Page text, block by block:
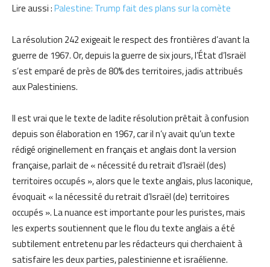
Lire aussi :Palestine: Trump fait des plans sur la comète
La résolution 242 exigeait le respect des frontières d’avant la
guerre de 1967. Or, depuis la guerre de six jours, l’État d’Israël
s’est emparé de près de 80% des territoires, jadis attribués
aux Palestiniens.
Il est vrai que le texte de ladite résolution prêtait à confusion
depuis son élaboration en 1967, car il n’y avait qu’un texte
rédigé originellement en français et anglais dont la version
française, parlait de « nécessité du retrait d’Israël (des)
territoires occupés », alors que le texte anglais, plus laconique,
évoquait « la nécessité du retrait d’Israël (de) territoires
occupés ». La nuance est importante pour les puristes, mais
les experts soutiennent que le flou du texte anglais a été
subtilement entretenu par les rédacteurs qui cherchaient à
satisfaire les deux parties, palestinienne et israélienne.